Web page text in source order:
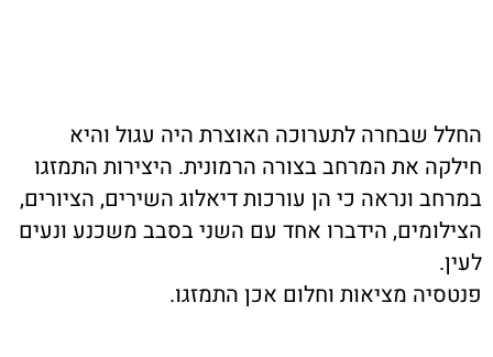
החלל שבחרה לתערוכה האוצרת היה עגול והיא
חילקה את המרחב בצורה הרמונית. היצירות התמזגו
במרחב ונראה כי הן עורכות דיאלוג השירים, הציורים,
הצילומים, הידברו אחד עם השני בסבב משכנע ונעים
לעין.
פנטסיה מציאות וחלום אכן התמזגו.